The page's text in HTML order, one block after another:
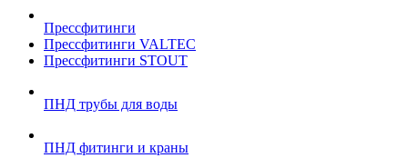
Прессфитинги
Прессфитинги VALTEC
Прессфитинги STOUT
ПНД трубы для воды
ПНД фитинги и краны